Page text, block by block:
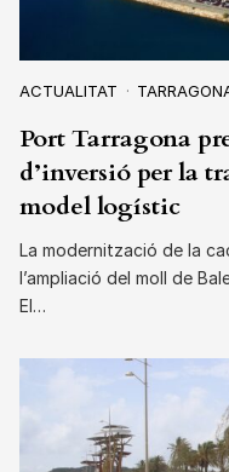
ACTUALITAT
Port Tarragona
d’inversió per la
model logístic
La modernització de la
l’ampliació del moll de
El…